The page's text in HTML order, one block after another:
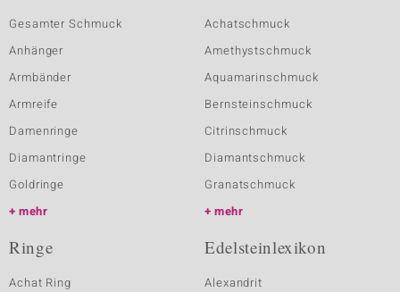
Gesamter Schmuck
Anhänger
Armbänder
Armreife
Damenringe
Diamantringe
Goldringe
mehr
Achatschmuck
Amethystschmuck
Aquamarinschmuck
Bernsteinschmuck
Citrinschmuck
Diamantschmuck
Granatschmuck
mehr
Ringe
Achat Ring
Edelsteinlexikon
Alexandrit